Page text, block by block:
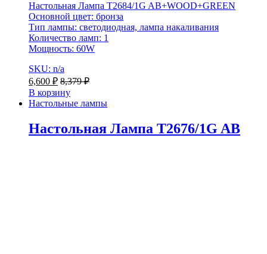
Настольная Лампа T2684/1G AB+WOOD+GREEN
Основной цвет: бронза
Тип лампы: светодиодная, лампа накаливания
Количество ламп: 1
Мощность: 60W
SKU: n/a
6,600 ₽ 8,379₽
В корзину
Настольные лампы
Настольная Лампа T2676/1G AB